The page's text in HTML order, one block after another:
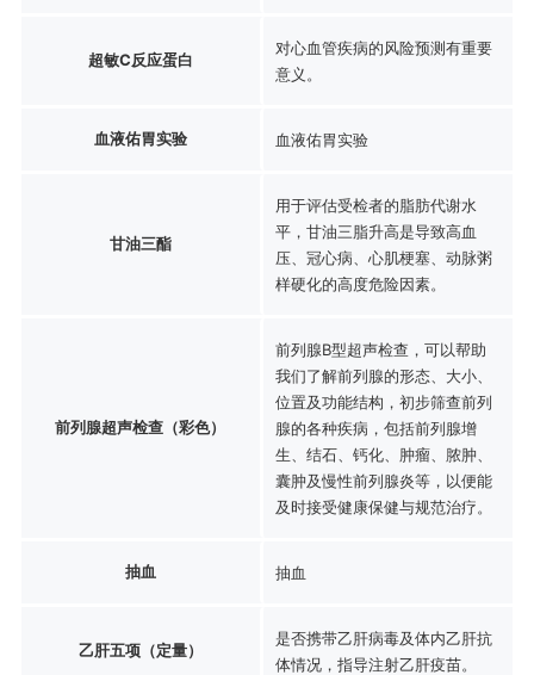
超敏C反应蛋白
对心血管疾病的风险预测有重要
意义。
血液佑胃实验 血液佑胃实验
甘油三酯
用于评估受检者的脂肪代谢水
平，甘油三脂升高是导致高血
压、冠心病、心肌梗塞、动脉粥
样硬化的高度危险因素。
前列腺超声检查（彩色）
前列腺B型超声检查，可以帮助
我们了解前列腺的形态、大小、
位置及功能结构，初步筛查前列
腺的各种疾病，包括前列腺增
生、结石、钙化、肿瘤、脓肿、
囊肿及慢性前列腺炎等，以便能
及时接受健康保健与规范治疗。
抽血 抽血
乙肝五项（定量）
是否携带乙肝病毒及体内乙肝抗
体情况，指导注射乙肝疫苗。